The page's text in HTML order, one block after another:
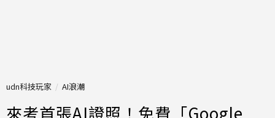
udn科技玩家 AI浪潮
來考首張AI證照！免費「Google